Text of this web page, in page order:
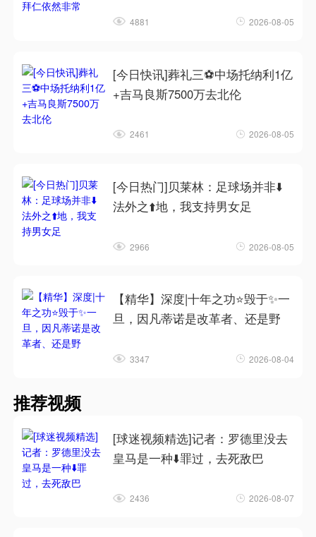
4881 2026-08-05
[今日快讯]葬礼三⚽中场托纳利1亿
+吉马良斯7500万去北伦
2461 2026-08-05
[今日热门]贝莱林：足球场并非⬇️
法外之⬆️地，我支持男女足
2966 2026-08-05
【精华】深度|十年之功⭐毁于✨一
旦，因凡蒂诺是改革者、还是野
3347 2026-08-04
推荐视频
[球迷视频精选]记者：罗德里没去
皇马是一种⬇️罪过，去死敌巴
2436 2026-08-07